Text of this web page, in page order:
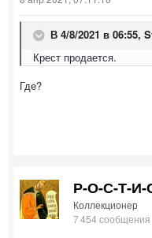
В 4/8/2021 в 06:55,
Крест продается.
Где?
Р-О-С-Т-
Коллекционер
7 454 сообщения